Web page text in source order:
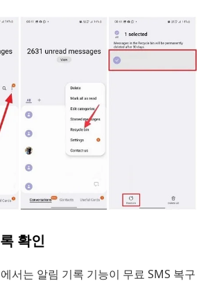
확인
서는 알림 기록 기능이 무료 SMS 복구